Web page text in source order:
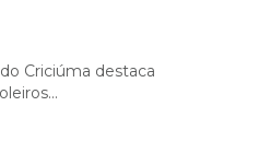
Criciúma destaca